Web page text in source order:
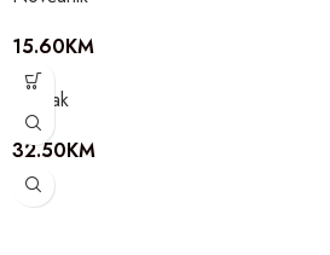
15.60KM
Ruksak
32.50KM